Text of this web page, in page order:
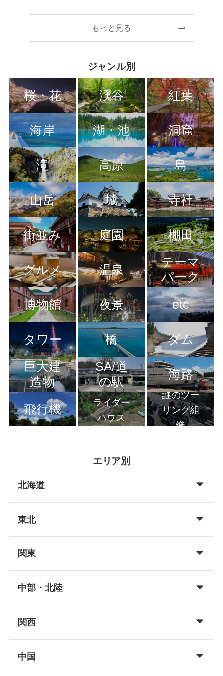
もっと見る
ジャンル別
桜・花 渓谷 紅葉
海岸 湖・池 洞窟
滝 高原 島
山岳 城 寺社
街並み 庭園 棚田
グルメ 温泉
テーマ
パーク
博物館
夜景 etc
タワー 橋
ダム
巨大建
造物
SA/道
の駅
海路
飛行機
ライダー
ハウス
謎のツー
リング組
織
エリア別
北海道
東北
関東
中部・北陸
関西
中国